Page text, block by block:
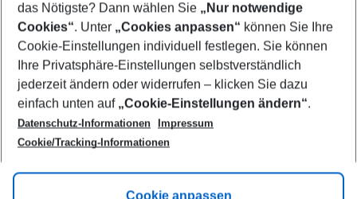
Footer
Footer navigation
Über uns
AGB
Cookie-Einstellungen ändern
Cookie-Richtlinie
Datenschutz
Service & Hilfe
Barrierefreies Reisen
Check-in
Flugbeschränkungen
Folgen Sie uns
das Nötigste? Dann wählen Sie „Nur notwendige
Cookies“. Unter „Cookies anpassen“ können Sie Ihre
Cookie-Einstellungen individuell festlegen. Sie können
Ihre Privatsphäre-Einstellungen selbstverständlich
jederzeit ändern oder widerrufen – klicken Sie dazu
einfach unten auf „Cookie-Einstellungen ändern“.
Datenschutz-Informationen
Impressum
Cookie/Tracking-Informationen
Cookie anpassen